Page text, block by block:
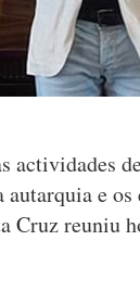
actividades
e
Cruz reuniu